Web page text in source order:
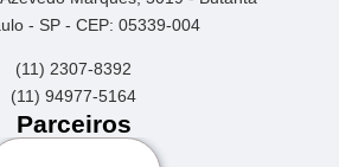
- SP - CEP: 05339-004
(11) 2307-8392
(11) 94977-5164
Parceiros